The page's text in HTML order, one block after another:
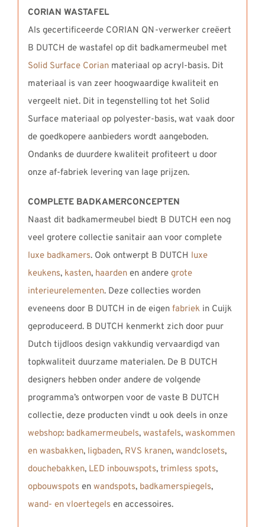
CORIAN WASTAFEL
Als gecertificeerde CORIAN QN-verwerker creëert
B DUTCH de wastafel op dit badkamermeubel met
Solid Surface Corianmateriaal op acryl-basis. Dit
materiaal is van zeer hoogwaardige kwaliteit en
vergeelt niet. Dit in tegenstelling tot het Solid
Surface materiaal op polyester-basis, wat vaak door
de goedkopere aanbieders wordt aangeboden.
Ondanks de duurdere kwaliteit profiteert u door
onze af-fabriek levering van lage prijzen.
COMPLETE BADKAMERCONCEPTEN
Naast dit badkamermeubel biedt B DUTCH een nog
veel grotere collectie sanitair aan voor complete
luxe badkamers. Ook ontwerpt B DUTCH luxe
keukens, kasten, haardenen andere grote
interieurelementen. Deze collecties worden
eveneens door B DUTCH in de eigen fabriekin Cuijk
geproduceerd. B DUTCH kenmerkt zich door puur
Dutch tijdloos design vakkundig vervaardigd van
topkwaliteit duurzame materialen. De B DUTCH
designers hebben onder andere de volgende
programma’s ontworpen voor de vaste B DUTCH
collectie, deze producten vindt u ook deels in onze
webshop: badkamermeubels, wastafels, waskommen
en wasbakken, ligbaden, RVS kranen, wandclosets,
douchebakken, LED inbouwspots, trimless spots,
opbouwspots en wandspots, badkamerspiegels,
wand- en vloertegels en accessoires.